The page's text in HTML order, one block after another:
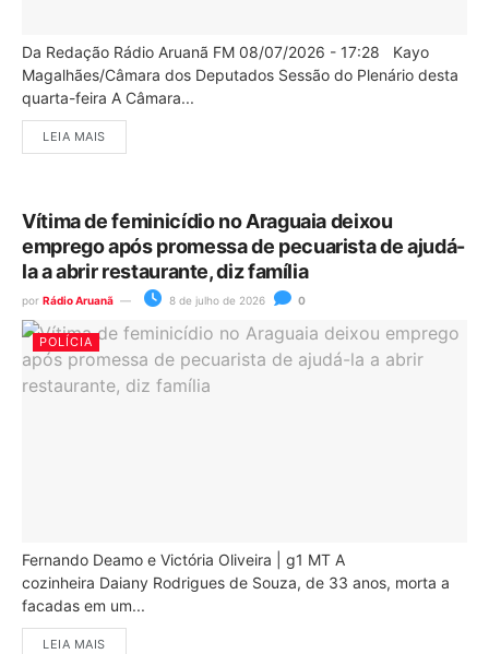
Da Redação Rádio Aruanã FM 08/07/2026 - 17:28 Kayo
Magalhães/Câmara dos Deputados Sessão do Plenário desta
quarta-feira A Câmara...
LEIA MAIS
Vítima de feminicídio no Araguaia deixou
emprego após promessa de pecuarista de ajudá-
la a abrir restaurante, diz família
por Rádio Aruanã 8 de julho de 2026 0
POLÍCIA
Fernando Deamo e Victória Oliveira | g1 MT A
cozinheira Daiany Rodrigues de Souza, de 33 anos, morta a
facadas em um...
LEIA MAIS